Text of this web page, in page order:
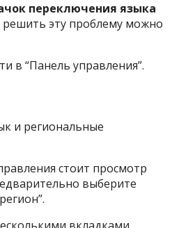
переключения языка
решить эту проблему можно
в “Панель управления”.
и региональные
стоит просмотр
выберите